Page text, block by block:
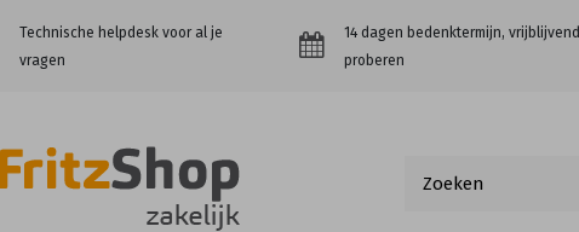
Technische helpdesk voor al je
vragen
14 dagen bedenktermijn, vrijblijvend
proberen